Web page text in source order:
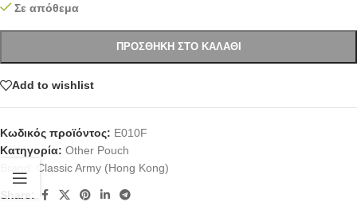
Σε απόθεμα
ΠΡΟΣΘΉΚΗ ΣΤΟ ΚΑΛΆΘΙ
Add to wishlist
Κωδικός προϊόντος: E010F
Κατηγορία: Other Pouch
Classic Army (Hong Kong)